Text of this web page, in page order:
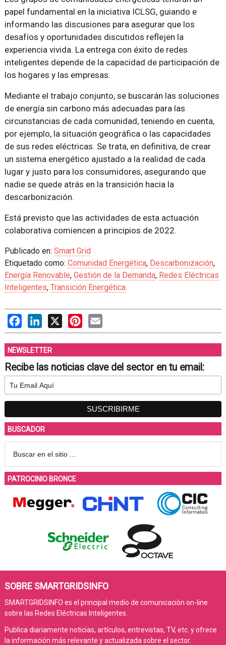
papel fundamental en la iniciativa ICLSG, guiando e
informando las discusiones para asegurar que los
desafíos y oportunidades discutidos reflejen la
experiencia vivida. La entrega con éxito de redes
inteligentes depende de la capacidad de participación de
los hogares y las empresas.
Mediante el trabajo conjunto, se buscarán las soluciones
de energía sin carbono más adecuadas para las
circunstancias de cada comunidad, teniendo en cuenta,
por ejemplo, la situación geográfica o las capacidades
de sus redes eléctricas. Se trata, en definitiva, de crear
un sistema energético ajustado a la realidad de cada
lugar y justo para los consumidores, asegurando que
nadie se quede atrás en la transición hacia la
descarbonización.
Está previsto que las actividades de esta actuación
colaborativa comiencen a principios de 2022.
Publicado en: Smart Grid
Etiquetado como: Comunidad Energética, Descarbonización,
Energía Renovable, Gestión de la Demanda, Redes Eléctricas
Inteligentes, Transición Energética
FacebookLinkedIn
X PinterestEmail
NEWSLETTER
Recibe las noticias clave del sector en tu email:
BUSCADOR
PATROCINIO BRONCE
SOBRE SMARTGRIDSINFO
SMARTGRIDSINFO es el principal medio de comunicación on-line
sobre las Redes Eléctricas Inteligentes.
Publica diariamente noticias, artículos, entrevistas, TV, etc. y ofrece
la información más relevante y actualizada sobre el sector.